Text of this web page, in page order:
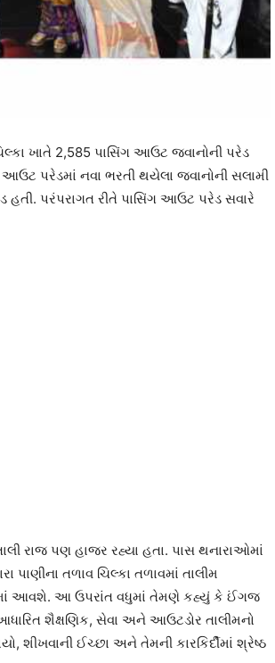
ખાતે 2,585 પાસિંગ આઉટ જવાનોની પરેડ
પરેડમાં નવા ભરતી થયેલા જવાનોની સલામી
હતી. પરંપરાગત રીતે પાસિંગ આઉટ પરેડ સવારે
રાજ પણ હાજર રહ્યા હતા. પાસ થનારાઓમાં
તળાવ ચિલ્કા તળાવમાં તાલીમ
આવશે. આ ઉપરાંત વધુમાં તેમણે કહ્યું કે ઈંગજ
શૈક્ષણિક, સેવા અને આઉટડોર તાલીમનો
શીખવાની ઈચ્છા અને તેમની કારકિર્દીમાં શ્રેષ્ઠ